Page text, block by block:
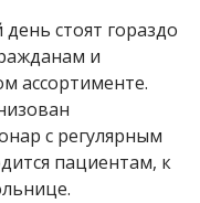
стоят гораздо
и
ассортименте.
с регулярным
пациентам, к